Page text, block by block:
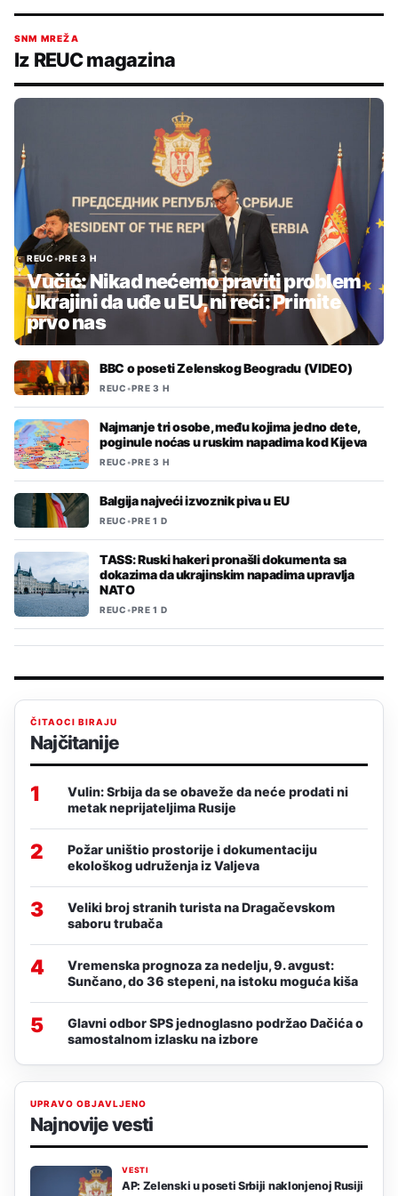
SNM MREŽA
Iz REUC magazina
REUC•PRE 3 H
Vučić: Nikad nećemo praviti problem
Ukrajini da uđe u EU, ni reći: Primite
prvo nas
BBC o poseti Zelenskog Beogradu (VIDEO)
REUC•PRE 3 H
Najmanje tri osobe, među kojima jedno dete,
poginule noćas u ruskim napadima kod Kijeva
REUC•PRE 3 H
Balgija najveći izvoznik piva u EU
REUC•PRE 1 D
TASS: Ruski hakeri pronašli dokumenta sa
dokazima da ukrajinskim napadima upravlja
NATO
REUC•PRE 1 D
ČITAOCI BIRAJU
Najčitanije
1
Vulin: Srbija da se obaveže da neće prodati ni
metak neprijateljima Rusije
2
Požar uništio prostorije i dokumentaciju
ekološkog udruženja iz Valjeva
3
Veliki broj stranih turista na Dragačevskom
saboru trubača
4
Vremenska prognoza za nedelju, 9. avgust:
Sunčano, do 36 stepeni, na istoku moguća kiša
5
Glavni odbor SPS jednoglasno podržao Dačića o
samostalnom izlasku na izbore
UPRAVO OBJAVLJENO
Najnovije vesti
VESTI
AP: Zelenski u poseti Srbiji naklonjenoj Rusiji